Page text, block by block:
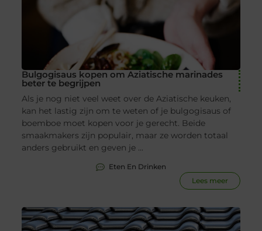
Bulgogisaus kopen om Aziatische marinades
beter te begrijpen
Als je nog niet veel weet over de Aziatische keuken,
kan het lastig zijn om te weten of je bulgogisaus of
boemboe moet kopen voor je gerecht. Beide
smaakmakers zijn populair, maar ze worden totaal
anders gebruikt en geven je ...
Eten En Drinken
Lees meer